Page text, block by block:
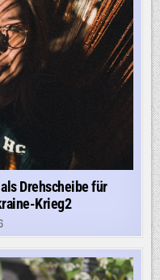
Drehscheibe für
Krieg2